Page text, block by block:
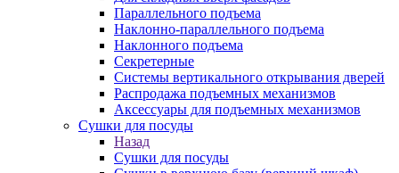
Параллельного подъема
Наклонно-параллельного подъема
Наклонного подъема
Секретерные
Системы вертикального открывания дверей
Распродажа подъемных механизмов
Аксессуары для подъемных механизмов
Сушки для посуды
Назад
Сушки для посуды